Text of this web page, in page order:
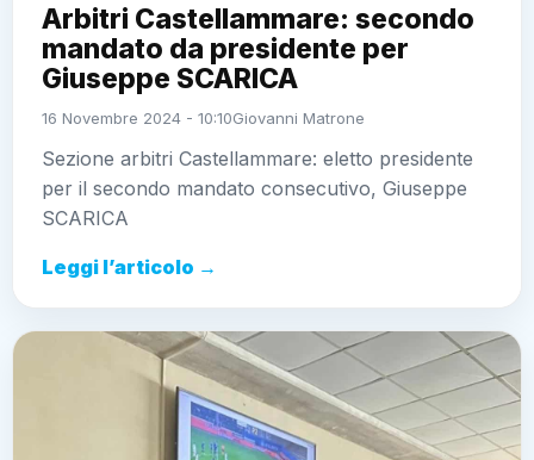
Arbitri Castellammare: secondo
mandato da presidente per
Giuseppe SCARICA
16 Novembre 2024 - 10:10Giovanni Matrone
Sezione arbitri Castellammare: eletto presidente
per il secondo mandato consecutivo, Giuseppe
SCARICA
Leggi l’articolo →